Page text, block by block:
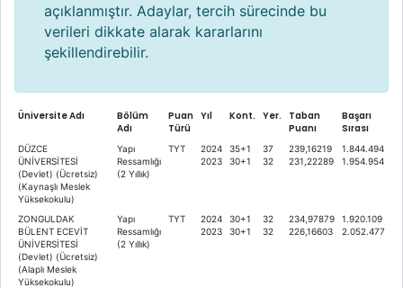
açıklanmıştır. Adaylar, tercih sürecinde bu
verileri dikkate alarak kararlarını
şekillendirebilir.
Üniversite Adı
Bölüm
Adı
Puan
Türü
Yıl Kont. Yer.
Taban
Puanı
Başarı
Sırası
DÜZCE
ÜNİVERSİTESİ
(Devlet) (Ücretsiz)
(Kaynaşlı Meslek
Yüksekokulu)
Yapı
Ressamlığı
(2 Yıllık)
TYT
2024
2023
35+1
30+1
37
32
239,16219
231,22289
1.844.494
1.954.954
ZONGULDAK
BÜLENT ECEVİT
ÜNİVERSİTESİ
(Devlet) (Ücretsiz)
(Alaplı Meslek
Yüksekokulu)
Yapı
Ressamlığı
(2 Yıllık)
TYT
2024
2023
30+1
30+1
32
32
234,97879
226,16603
1.920.109
2.052.477